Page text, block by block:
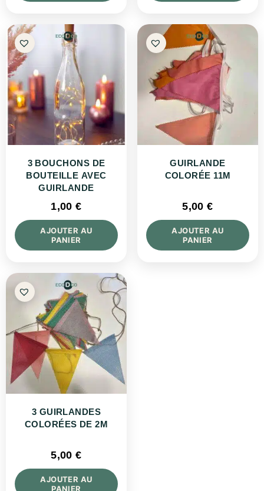
3 BOUCHONS DE
BOUTEILLE AVEC
GUIRLANDE
1,00€
AJOUTER AU
PANIER
GUIRLANDE
COLORÉE 11M
5,00€
AJOUTER AU
PANIER
3 GUIRLANDES
COLORÉES DE 2M
5,00€
AJOUTER AU
PANIER